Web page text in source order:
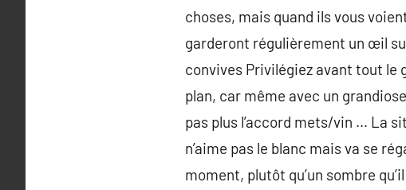
choses, mais quand ils vous
garderont régulièrement un œil
convives Privilégiez avant tout le
plan, car même avec un
pas plus l’accord mets/vin … La
n’aime pas le blanc mais va se
moment, plutôt qu’un sombre